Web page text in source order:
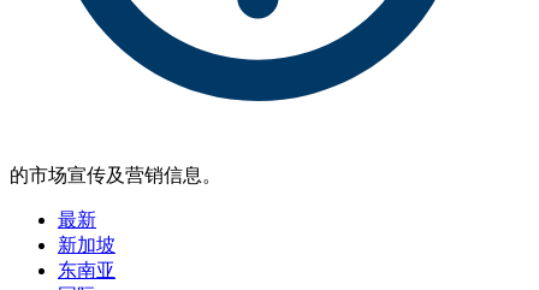
的市场宣传及营销信息。
最新
新加坡
东南亚